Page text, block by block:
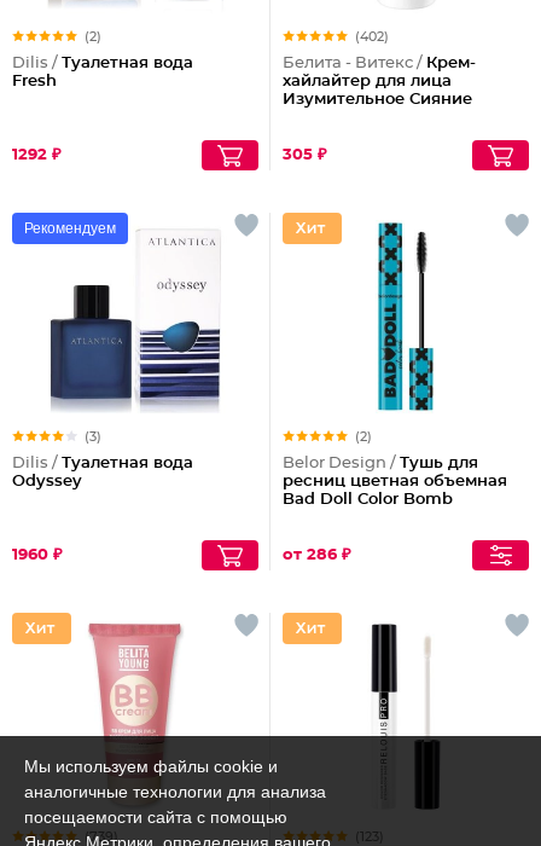
(2)
Dilis / Туалетная вода
Fresh
1292 ₽
(402)
Белита - Витекс / Крем-
хайлайтер для лица
Изумительное Сияние
305 ₽
Рекомендуем
(3)
Dilis / Туалетная вода
Odyssey
1960 ₽
(2)
Belor Design / Тушь для
ресниц цветная объемная
Bad Doll Color Bomb
от 286 ₽
(739) (123)
Мы используем файлы cookie и
аналогичные технологии для анализа
посещаемости сайта с помощью